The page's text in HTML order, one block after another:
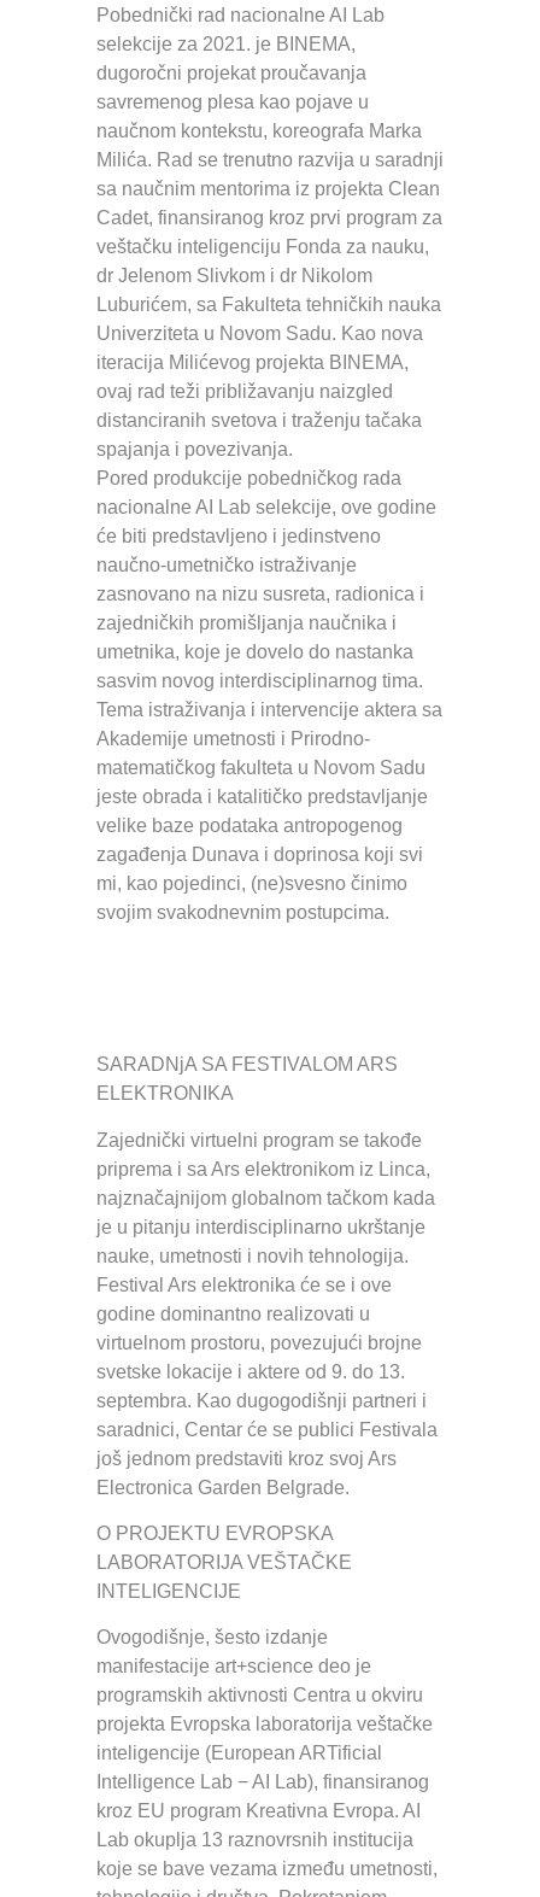
Pobednički rad nacionalne AI Lab
selekcije za 2021. je BINEMA,
dugoročni projekat proučavanja
savremenog plesa kao pojave u
naučnom kontekstu, koreografa Marka
Milića. Rad se trenutno razvija u saradnji
sa naučnim mentorima iz projekta Clean
Cadet, finansiranog kroz prvi program za
veštačku inteligenciju Fonda za nauku,
dr Jelenom Slivkom i dr Nikolom
Luburićem, sa Fakulteta tehničkih nauka
Univerziteta u Novom Sadu. Kao nova
iteracija Milićevog projekta BINEMA,
ovaj rad teži približavanju naizgled
distanciranih svetova i traženju tačaka
spajanja i povezivanja.
Pored produkcije pobedničkog rada
nacionalne AI Lab selekcije, ove godine
će biti predstavljeno i jedinstveno
naučno-umetničko istraživanje
zasnovano na nizu susreta, radionica i
zajedničkih promišljanja naučnika i
umetnika, koje je dovelo do nastanka
sasvim novog interdisciplinarnog tima.
Tema istraživanja i intervencije aktera sa
Akademije umetnosti i Prirodno-
matematičkog fakulteta u Novom Sadu
jeste obrada i katalitičko predstavljanje
velike baze podataka antropogenog
zagađenja Dunava i doprinosa koji svi
mi, kao pojedinci, (ne)svesno činimo
svojim svakodnevnim postupcima.
SARADNjA SA FESTIVALOM ARS
ELEKTRONIKA
Zajednički virtuelni program se takođe
priprema i sa Ars elektronikom iz Linca,
najznačajnijom globalnom tačkom kada
je u pitanju interdisciplinarno ukrštanje
nauke, umetnosti i novih tehnologija.
Festival Ars elektronika će se i ove
godine dominantno realizovati u
virtuelnom prostoru, povezujući brojne
svetske lokacije i aktere od 9. do 13.
septembra. Kao dugogodišnji partneri i
saradnici, Centar će se publici Festivala
još jednom predstaviti kroz svoj Ars
Electronica Garden Belgrade.
O PROJEKTU EVROPSKA
LABORATORIJA VEŠTAČKE
INTELIGENCIJE
Ovogodišnje, šesto izdanje
manifestacije art+science deo je
programskih aktivnosti Centra u okviru
projekta Evropska laboratorija veštačke
inteligencije (European ARTificial
Intelligence Lab − AI Lab), finansiranog
kroz EU program Kreativna Evropa. AI
Lab okuplja 13 raznovrsnih institucija
koje se bave vezama između umetnosti,